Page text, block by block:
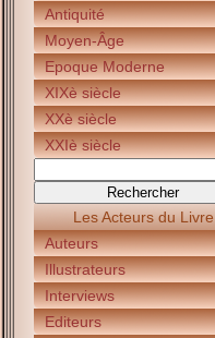
Antiquité
Moyen-Âge
Epoque Moderne
XIXè siècle
XXè siècle
XXIè siècle
Les Acteurs du Livre
Auteurs
Illustrateurs
Interviews
Editeurs